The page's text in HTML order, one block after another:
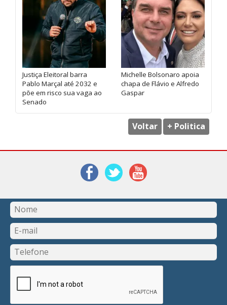
Justiça Eleitoral barra
Pablo Marçal até 2032 e
põe em risco sua vaga ao
Senado
Michelle Bolsonaro apoia
chapa de Flávio e Alfredo
Gaspar
Voltar + Politica